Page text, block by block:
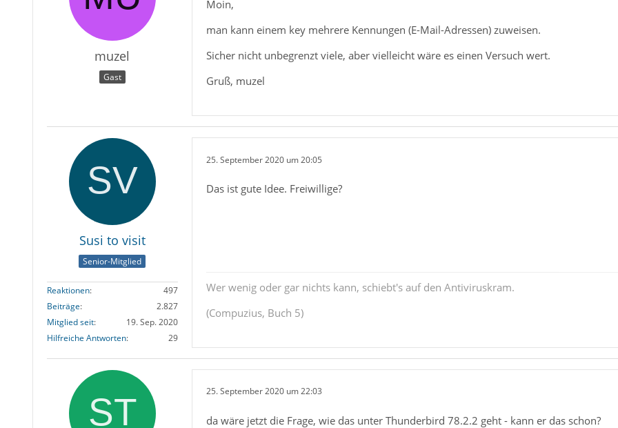
muzel
Gast
Moin,
man kann einem key mehrere Kennungen (E-Mail-Adressen) zuweisen.
Sicher nicht unbegrenzt viele, aber vielleicht wäre es einen Versuch wert.
Gruß, muzel
Susi to visit
Senior-Mitglied
Reaktionen
497
Beiträge
2.827
Mitglied seit
19. Sep. 2020
Hilfreiche Antworten
29
25. September 2020 um 20:05
Das ist gute Idee. Freiwillige?
Wer wenig oder gar nichts kann, schiebt's auf den Antiviruskram.
(Compuzius, Buch 5)
25. September 2020 um 22:03
da wäre jetzt die Frage, wie das unter Thunderbird 78.2.2 geht - kann er das schon?